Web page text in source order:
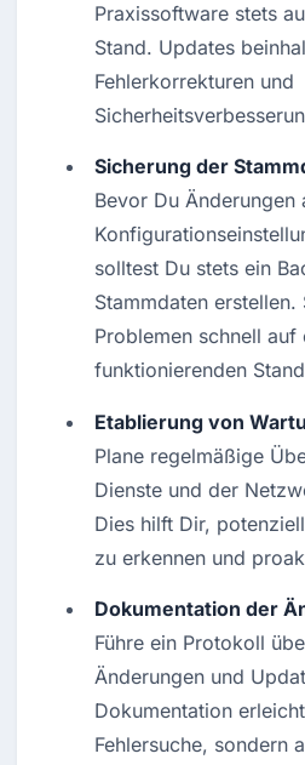
Praxissoftware stets
Stand. Updates
Fehlerkorrekturen und
Sicherung der
Bevor Du Änderungen
solltest Du stets ein
Stammdaten erstellen.
Problemen schnell auf
funktionierenden
Etablierung von
Plane regelmäßige
Dienste und der
Dies hilft Dir,
zu erkennen und
Dokumentation der
Führe ein Protokoll
Änderungen und
Dokumentation
Fehlersuche, sondern